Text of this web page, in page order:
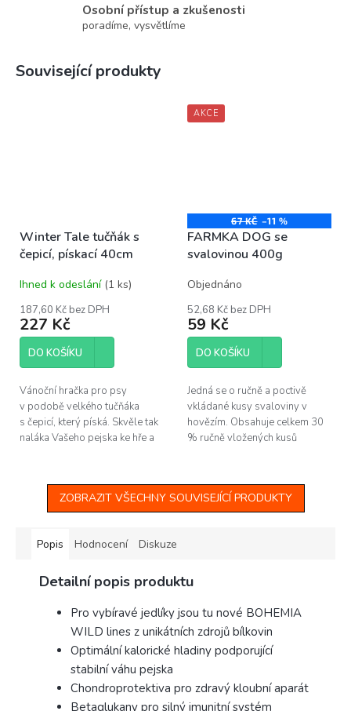
Osobní přístup a zkušenosti
poradíme, vysvětlíme
Související produkty
Winter Tale tučňák s
čepicí, pískací 40cm
Ihned k odeslání (1 ks)
187,60 Kč bez DPH
227 Kč
DO KOŠÍKU
Vánoční hračka pro psy
v podobě velkého tučňáka
s čepicí, který píská. Skvěle tak
naláka Vašeho pejska ke hře a
AKCE
67 KČ –11 %
FARMKA DOG se
svalovinou 400g
Objednáno
52,68 Kč bez DPH
59 Kč
DO KOŠÍKU
Jedná se o ručně a poctivě
vkládané kusy svaloviny v
hovězím. Obsahuje celkem 30
% ručně vložených kusů
ZOBRAZIT VŠECHNY SOUVISEJÍCÍ PRODUKTY
Popis Hodnocení Diskuze
Detailní popis produktu
Pro vybíravé jedlíky jsou tu nové BOHEMIA
WILD lines z unikátních zdrojů bílkovin
Optimální kalorické hladiny podporující
stabilní váhu pejska
Chondroprotektiva pro zdravý kloubní aparát
Betaglukany pro silný imunitní systém